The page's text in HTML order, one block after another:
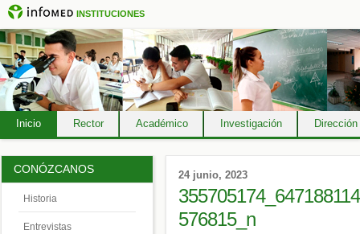
INSTITUCIONES
Inicio Rector Académico Investigación
24 junio, 2023
576815_n
CONÓZCANOS
Historia
Entrevistas